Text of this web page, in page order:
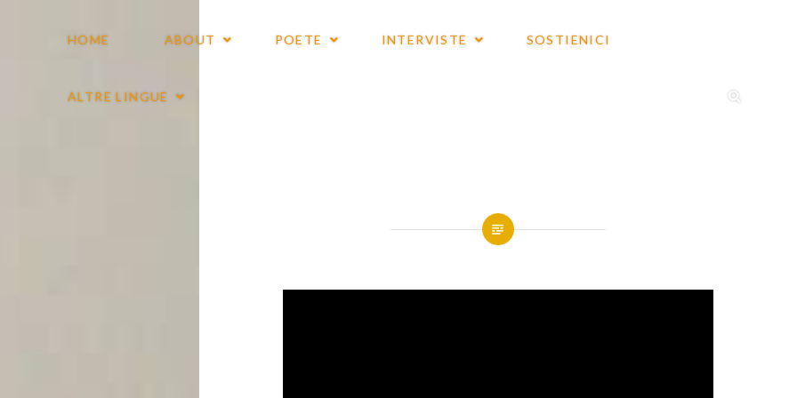
HOME ABOUT POETE INTERVISTE SOSTIENICI
ALTRE LINGUE